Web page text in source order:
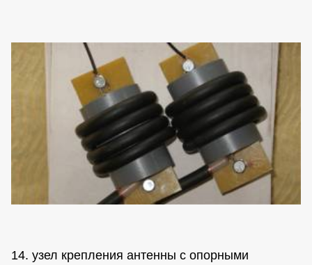
14. узел крепления антенны с опорными